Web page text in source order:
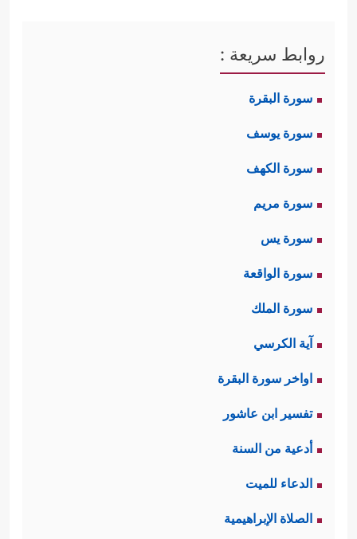
روابط سريعة :
سورة البقرة
سورة يوسف
سورة الكهف
سورة مريم
سورة يس
سورة الواقعة
سورة الملك
آية الكرسي
اواخر سورة البقرة
تفسير ابن عاشور
أدعية من السنة
الدعاء للميت
الصلاة الإبراهيمية